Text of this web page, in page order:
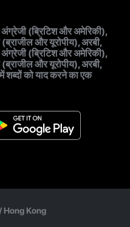
(ब्रिटिश और अमेरिकी),
(ब्राजील और यूरोपीय), अरबी,
अंग्रेजी (ब्रिटिश और अमेरिकी),
(ब्राजील और यूरोपीय), अरबी,
में शब्दों को याद करने का एक
Hong Kong